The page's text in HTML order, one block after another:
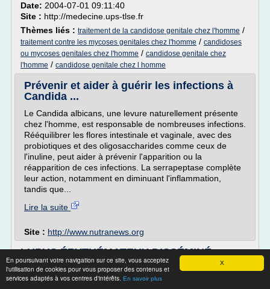
X
En poursuivant votre navigation sur ce site, vous acceptez
l'utilisation de cookies pour vous proposer des contenus et
services adaptés à vos centres d'intérêts. En savoir plus
Date: 2004-07-01 09:11:40
Site : http://medecine.ups-tlse.fr
Thèmes liés : traitement de la candidose genitale chez l'homme /
traitement contre les mycoses genitales chez l'homme / candidoses
ou mycoses genitales chez l'homme / candidose genitale chez
l'homme / candidose genitale chez l homme
Prévenir et aider à guérir les infections à
Candida ...
Le Candida albicans, une levure naturellement présente
chez l'homme, est responsable de nombreuses infections.
Rééquilibrer les flores intestinale et vaginale, avec des
probiotiques et des oligosaccharides comme ceux de
l'inuline, peut aider à prévenir l'apparition ou la
réapparition de ces infections. La serrapeptase complète
leur action, notamment en diminuant l'inflammation,
tandis que...
Lire la suite
Site : http://www.nutranews.org
LUPUS ÉRYTHÉMATEUX DISSÉMINÉ -
esculape.com
LUPUS �?RYTH�?MATEUX DISS�?MIN�?